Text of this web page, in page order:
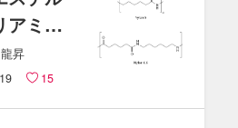
ます
アミド​
ン）
は？！
昇
15